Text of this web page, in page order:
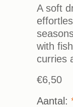
A soft
with
curries
€6,50
Aantal: